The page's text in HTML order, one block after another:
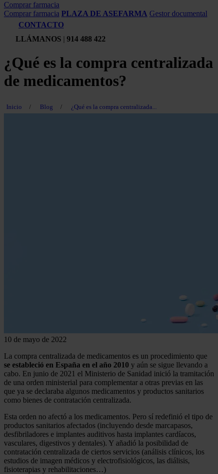
Comprar farmacia
Comprar farmacia PLAZA DE ASEFARMA Gestor documental
CONTACTO
LLÁMANOS | 914 488 422
¿Qué es la compra centralizada
de medicamentos?
Inicio / Blog / ¿Qué es la compra centralizada...
10 de mayo de 2022
La compra centralizada de medicamentos es un procedimiento que
se estableció en España en el año 2010 y aún se sigue llevando a
cabo. En junio de 2021 el Ministerio de Sanidad inició la tramitación
de una orden ministerial para complementar a otras previas en las
que ya se declaraba algunos medicamentos y productos sanitarios
como bienes de contratación centralizada.
Esta orden no afectó a los medicamentos. Pero sí redefinió el tipo de
productos sanitarios afectados (incluyendo desde marcapasos,
desfibriladores e implantes auditivos hasta implantes cardíacos,
vasculares, digestivos y dentales). Y añadió la posibilidad de
contratación centralizada de ciertos servicios (análisis clínicos, los
estudios de imagen médicos y electrofisiológicos, las diálisis,
fisioterapias y rehabilitaciones…)